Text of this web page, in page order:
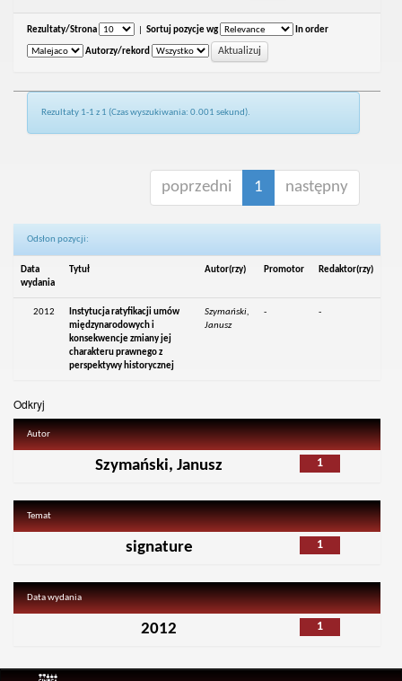
Rezultaty/Strona Sortuj pozycje wg In order
Autorzy/rekord
Rezultaty 1-1 z 1 (Czas wyszukiwania: 0.001 sekund).
poprzedni 1 następny
Odsłon pozycji:
Data
wydania
Tytuł Autor(rzy) Promotor Redaktor(rzy)
2012
Instytucja ratyfikacji umów
międzynarodowych i
konsekwencje zmiany jej
charakteru prawnego z
perspektywy historycznej
Szymański,
Janusz
- -
Odkryj
Autor
1
Szymański, Janusz
Temat
1
signature
Data wydania
1
2012